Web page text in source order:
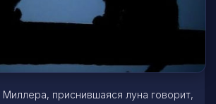
Миллера, приснившаяся луна говорит,